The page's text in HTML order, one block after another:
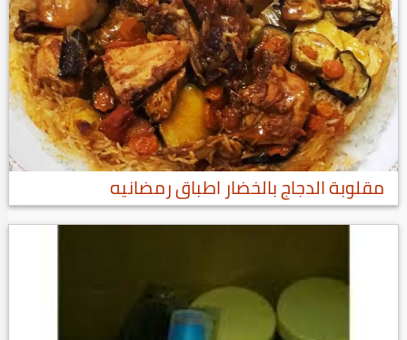
مقلوبة الدجاج بالخضار اطباق رمضانيه